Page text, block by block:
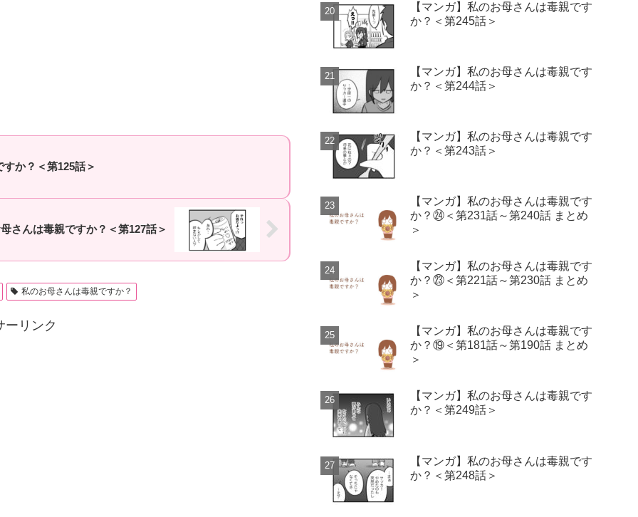
か？＜第125話＞
さんは毒親ですか？＜第127話＞
私のお母さんは毒親ですか？
ーリンク
【マンガ】私のお母さんは毒親です
か？＜第245話＞
【マンガ】私のお母さんは毒親です
か？＜第244話＞
【マンガ】私のお母さんは毒親です
か？＜第243話＞
【マンガ】私のお母さんは毒親です
か？㉔＜第231話～第240話 まとめ
＞
【マンガ】私のお母さんは毒親です
か？㉓＜第221話～第230話 まとめ
＞
【マンガ】私のお母さんは毒親です
か？⑲＜第181話～第190話 まとめ
＞
【マンガ】私のお母さんは毒親です
か？＜第249話＞
【マンガ】私のお母さんは毒親です
か？＜第248話＞